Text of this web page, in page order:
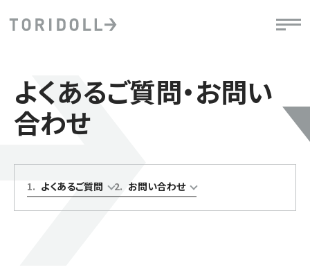
よくあるご質問・お問い
合わせ
1. よくあるご質問 2. お問い合わせ